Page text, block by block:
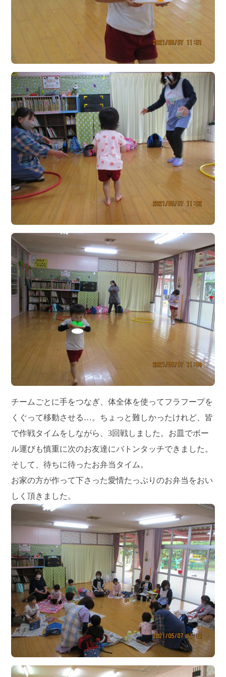
チームごとに手をつなぎ、体全体を使ってフラフープを
くぐって移動させる…。ちょっと難しかったけれど、皆
で作戦タイムをしながら、3回戦しました。お皿でボー
ル運びも慎重に次のお友達にバトンタッチできました。
そして、待ちに待ったお弁当タイム。
お家の方が作って下さった愛情たっぷりのお弁当をおい
しく頂きました。